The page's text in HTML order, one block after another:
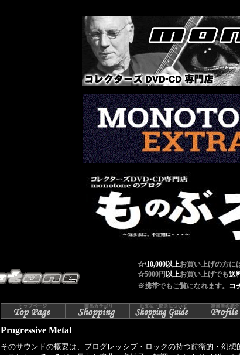
☆\10,000以上お買い上げの方に
☆5000円 以上お買い上げでも送
※携帯でもご覧になれます。 コ
Progressive Metal
そのサウンドの概要は、プログレッシブ・ロックの持つ前衛的・幻